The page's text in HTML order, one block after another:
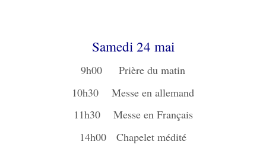
Samedi 24 mai
9h00 Prière du matin
10h30 Messe en allemand
11h30 Messe en Français
14h00 Chapelet médité